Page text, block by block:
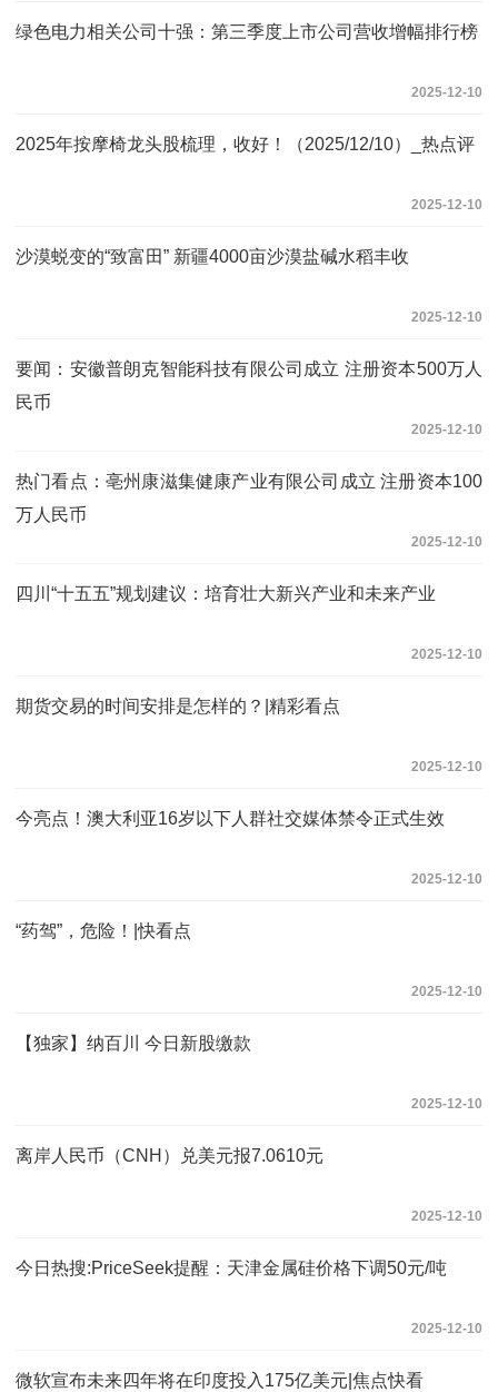
绿色电力相关公司十强：第三季度上市公司营收增幅排行榜
2025-12-10
2025年按摩椅龙头股梳理，收好！（2025/12/10）_热点评
2025-12-10
沙漠蜕变的“致富田” 新疆4000亩沙漠盐碱水稻丰收
2025-12-10
要闻：安徽普朗克智能科技有限公司成立 注册资本500万人
民币
2025-12-10
热门看点：亳州康滋集健康产业有限公司成立 注册资本100
万人民币
2025-12-10
四川“十五五”规划建议：培育壮大新兴产业和未来产业
2025-12-10
期货交易的时间安排是怎样的？|精彩看点
2025-12-10
今亮点！澳大利亚16岁以下人群社交媒体禁令正式生效
2025-12-10
“药驾”，危险！|快看点
2025-12-10
【独家】纳百川 今日新股缴款
2025-12-10
离岸人民币（CNH）兑美元报7.0610元
2025-12-10
今日热搜:PriceSeek提醒：天津金属硅价格下调50元/吨
2025-12-10
微软宣布未来四年将在印度投入175亿美元|焦点快看